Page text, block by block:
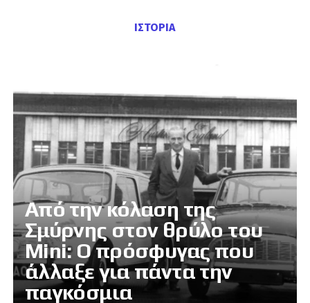
ΙΣΤΟΡΙΑ
Από την κόλαση της
Σμύρνης στον θρύλο του
Mini: Ο πρόσφυγας που
άλλαξε για πάντα την
παγκόσμια